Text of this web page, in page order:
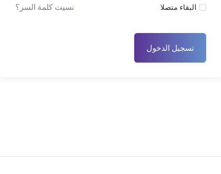
البقاء متصلا نسيت كلمة السر؟
تسجيل الدخول